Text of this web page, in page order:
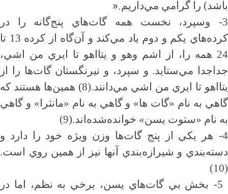
باشد) را گرامي مي‌داريم».
3-
وسپرد، نخست همه گات‌هاي پنج‌گانه را در
كرده‌هاي يكم و دوم ياد مي‌كند و آن‌گاه از كرده 13 تا
24 همه را، از اشم وهو و يتااهو تا ايري من اشي،
جداجدا مي‌ستايد. و سپرد، و نيرنگستان گات‌ها را از
يتااهو تا ايري من اشي مي‌دانند.(8) همين‌ها هستند كه
گاهي به نام «گات ها» و گاهي به نام «مانثرا» و گاهي
به نام «ستوت يسن» خوانده‌شده‌اند.(9)
4-
هر يكي از پنج گات‌ها وزن ويژه خود را دارد و
دسته‌بندي و شيرازه‌بندي آنها نيز از همين روي است.
(10)
5-
بخش بي گات‌هاي يسن، برخي به نظم، اما در